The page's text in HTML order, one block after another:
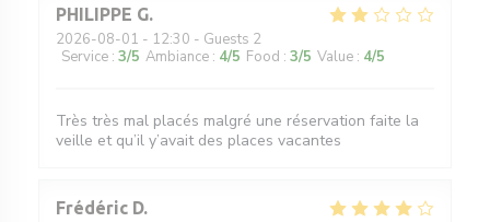
PHILIPPE G
2026-08-01 - 12:30 - Guests 2
Service : 3/5 Ambiance : 4/5 Food : 3/5 Value : 4/5
Très très mal placés malgré une réservation faite la
veille et qu’il y’avait des places vacantes
Frédéric D